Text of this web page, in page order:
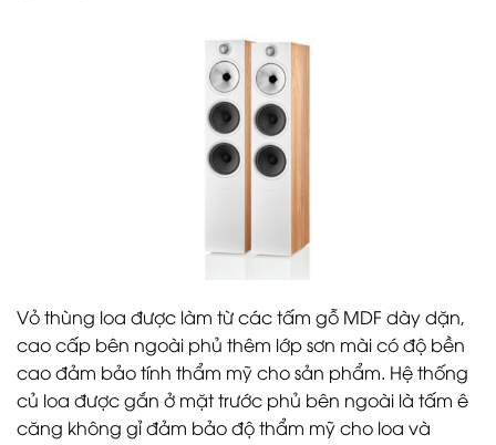
Vỏ thùng loa được làm từ các tấm gỗ MDF dày dặn,
cao cấp bên ngoài phủ thêm lớp sơn mài có độ bền
cao đảm bảo tính thẩm mỹ cho sản phẩm. Hệ thống
củ loa được gắn ở mặt trước phủ bên ngoài là tấm ê
căng không gỉ đảm bảo độ thẩm mỹ cho loa và